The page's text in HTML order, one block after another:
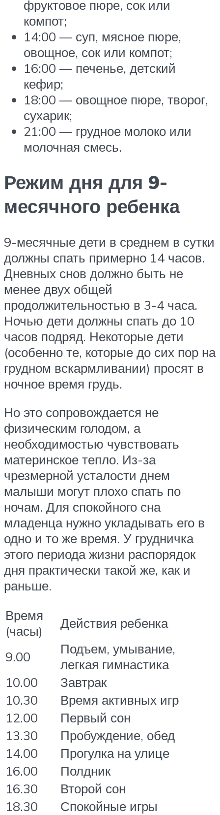
фруктовое пюре, сок или
компот;
14:00 — суп, мясное пюре,
овощное, сок или компот;
16:00 — печенье, детский
кефир;
18:00 — овощное пюре, творог,
сухарик;
21:00 — грудное молоко или
молочная смесь.
Режим дня для 9-
месячного ребенка
9-месячные дети в среднем в сутки
должны спать примерно 14 часов.
Дневных снов должно быть не
менее двух общей
продолжительностью в 3-4 часа.
Ночью дети должны спать до 10
часов подряд. Некоторые дети
(особенно те, которые до сих пор на
грудном вскармливании) просят в
ночное время грудь.
Но это сопровождается не
физическим голодом, а
необходимостью чувствовать
материнское тепло. Из-за
чрезмерной усталости днем
малыши могут плохо спать по
ночам. Для спокойного сна
младенца нужно укладывать его в
одно и то же время. У грудничка
этого периода жизни распорядок
дня практически такой же, как и
раньше.
Время
(часы)
Действия ребенка
9.00
Подъем, умывание,
легкая гимнастика
10.00
Завтрак
10.30
Время активных игр
12.00
Первый сон
13.30
Пробуждение, обед
14.00
Прогулка на улице
16.00
Полдник
16.30
Второй сон
18.30
Спокойные игры